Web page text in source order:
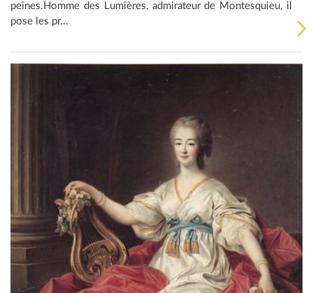
peines.Homme des Lumières, admirateur de Montesquieu, il
pose les pr...